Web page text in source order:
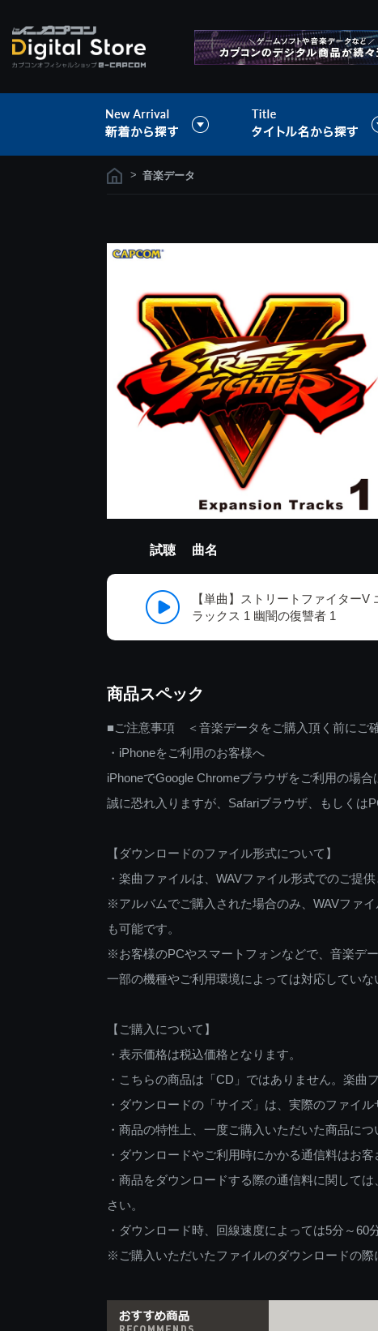
> 音楽データ
試聴 曲名
【単曲】ストリートファイターV
ラックス 1 幽闇の復讐者 1
商品スペック
■ご注意事項 ＜音楽データをご購入頂く前にご
・iPhoneをご利用のお客様へ
iPhoneでGoogle Chromeブラウザをご利用の場
誠に恐れ入りますが、Safariブラウザ、もしくは
【ダウンロードのファイル形式について】
・楽曲ファイルは、WAVファイル形式でのご提供
※アルバムでご購入された場合のみ、WAVファ
も可能です。
※お客様のPCやスマートフォンなどで、音楽デ
一部の機種やご利用環境によっては対応していな
【ご購入について】
・表示価格は税込価格となります。
・こちらの商品は「CD」ではありません。楽曲
・ダウンロードの「サイズ」は、実際のファイ
・商品の特性上、一度ご購入いただいた商品に
・ダウンロードやご利用時にかかる通信料はお客
・商品をダウンロードする際の通信料に関して
さい。
・ダウンロード時、回線速度によっては5分～60
※ご購入いただいたファイルのダウンロードの際